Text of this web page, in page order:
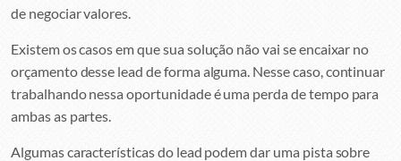
de negociar valores.
Existem os casos em que sua solução não vai se encaixar no
orçamento desse lead de forma alguma. Nesse caso, continuar
trabalhando nessa oportunidade é uma perda de tempo para
ambas as partes.
Algumas características do lead podem dar uma pista sobre